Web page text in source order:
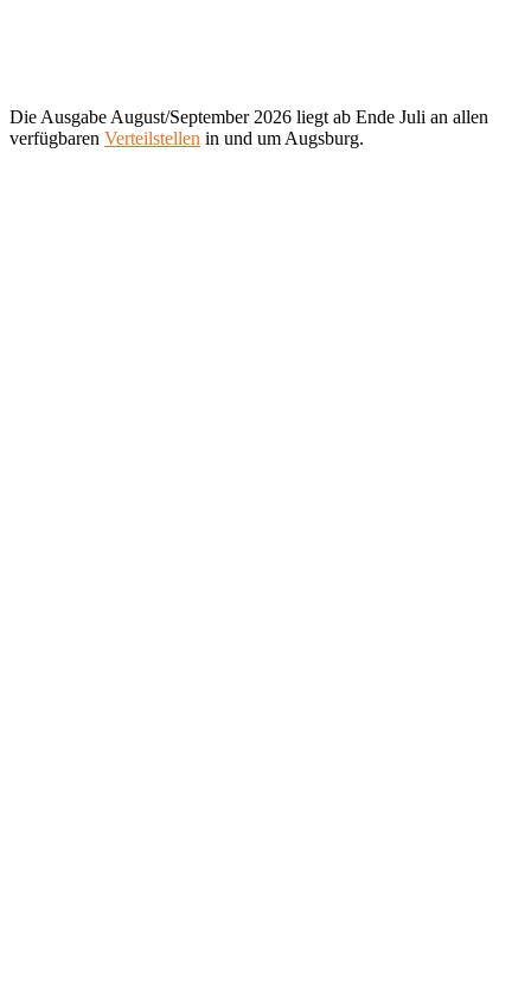
Die Ausgabe August/September 2026 liegt ab Ende Juli an allen
verfügbaren Verteilstellen in und um Augsburg.